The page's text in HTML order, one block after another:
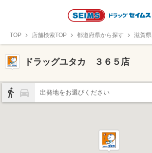
TOP 店舗検索TOP 都道府県から探す 滋賀県
ドラッグユタカ ３６５店
出発地をお選びください